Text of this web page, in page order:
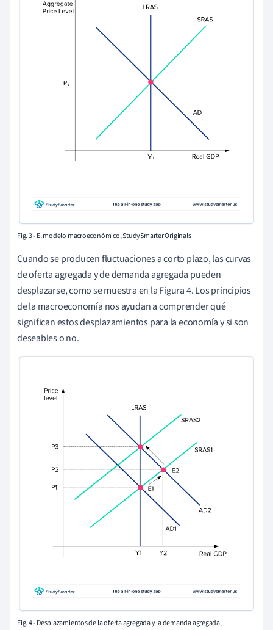
Fig. 3 - El modelo macroeconómico, StudySmarter Originals
Cuando se producen fluctuaciones a corto plazo, las curvas
de oferta agregada y de demanda agregada pueden
desplazarse, como se muestra en la Figura 4. Los principios
de la macroeconomía nos ayudan a comprender qué
significan estos desplazamientos para la economía y si son
deseables o no.
Fig. 4 - Desplazamientos de la oferta agregada y la demanda agregada,